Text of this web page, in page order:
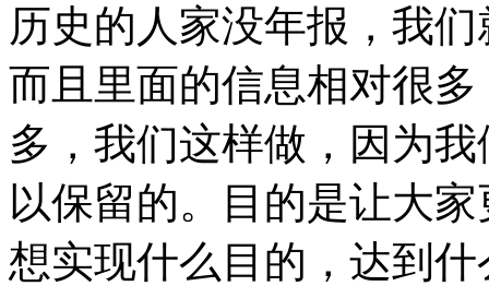
历史的人家没年报，我
而且里面的信息相对很
多，我们这样做，因为
以保留的。目的是让大
想实现什么目的，达到